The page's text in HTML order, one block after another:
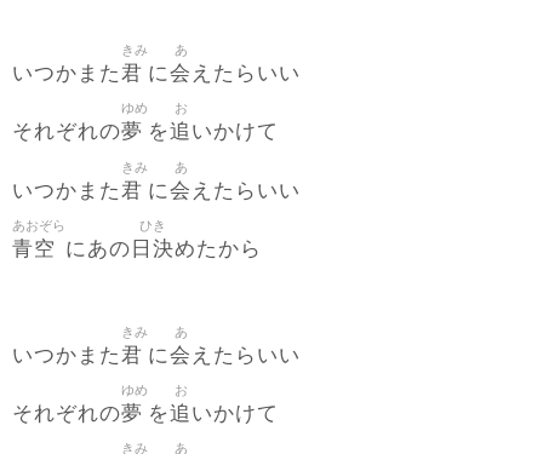
いつかまた君
きみ
に会
あ
えたらいい
それぞれの夢
ゆめ
を追
お
いかけて
いつかまた君
きみ
に会
あ
えたらいい
青空
あおぞら
にあの 日決
ひき
めたから
いつかまた君
きみ
に会
あ
えたらいい
それぞれの夢
ゆめ
を追
お
いかけて
きみ あ